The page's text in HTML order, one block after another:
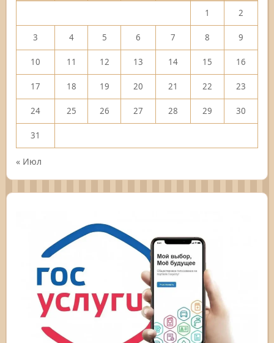
1 2
3 4 5 6 7 8 9
10 11 12 13 14 15 16
17 18 19 20 21 22 23
24 25 26 27 28 29 30
31
« Июл